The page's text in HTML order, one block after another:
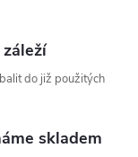
do již použitých
skladem